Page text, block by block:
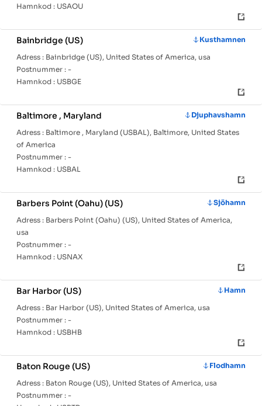
Hamnkod : USAOU
Bainbridge (US)
Kusthamnen
Adress : Bainbridge (US), United States of America, usa
Postnummer : -
Hamnkod : USBGE
Baltimore , Maryland
Djuphavshamn
Adress : Baltimore , Maryland (USBAL), Baltimore, United States
of America
Postnummer : -
Hamnkod : USBAL
Barbers Point (Oahu) (US)
Sjöhamn
Adress : Barbers Point (Oahu) (US), United States of America,
usa
Postnummer : -
Hamnkod : USNAX
Bar Harbor (US)
Hamn
Adress : Bar Harbor (US), United States of America, usa
Postnummer : -
Hamnkod : USBHB
Baton Rouge (US)
Flodhamn
Adress : Baton Rouge (US), United States of America, usa
Postnummer : -